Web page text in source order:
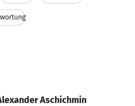
Aschichmin